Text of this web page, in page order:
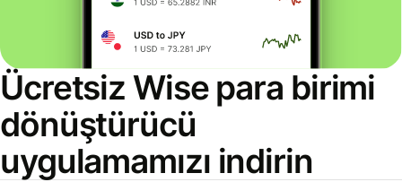
Ücretsiz Wise para birimi
dönüştürücü
uygulamamızı indirin